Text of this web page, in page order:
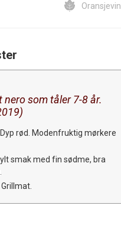
Oransjevin
nero som tåler 7-8 år.
Dyp rød. Modenfruktig mørkere
smak med fin sødme, bra
Grillmat.